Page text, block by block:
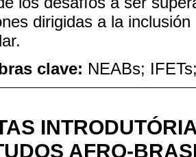
dirigidas a la
clave: NEABs;
AFRO-